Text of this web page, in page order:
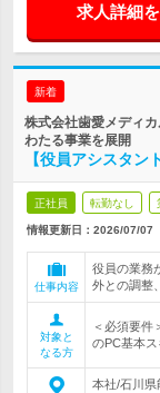
求人詳細
新着
株式会社歯愛メディ
わたる事業を展開
【役員アシスタ
正社員 転勤なし
情報更新日：2026/07/07
仕事内容
役員の業務
外との調整
対象と
なる方
＜必須要件
のPC基本
本社/石川